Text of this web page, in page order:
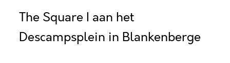
The Square I aan het
Descampsplein in Blankenberge